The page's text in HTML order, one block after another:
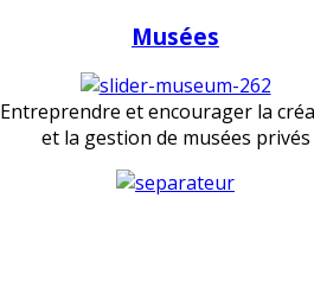
Musées
Entreprendre et encourager la
et la gestion de musées privés